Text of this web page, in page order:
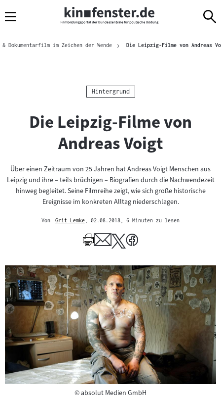
Navigation
zum
zur
amBrotkrümelnavigation
& Dokumentarfilm im Zeichen der Wende Die Leipzig-Filme von Andreas
Kategorie:
Hintergrund
Die Leipzig-Filme von
Andreas Voigt
Über einen Zeitraum von 25 Jahren hat Andreas Voigt Menschen aus
Leipzig und ihre – teils brüchigen – Biografien durch die Nachwendezeit
hinweg begleitet. Seine Filmreihe zeigt, wie sich große historische
Ereignisse im konkreten Alltag niederschlagen.
Von
Grit Lemke
Author
, 02.08.2018 , 6 Minuten zu lesen
©Copyright
absolut Medien GmbH